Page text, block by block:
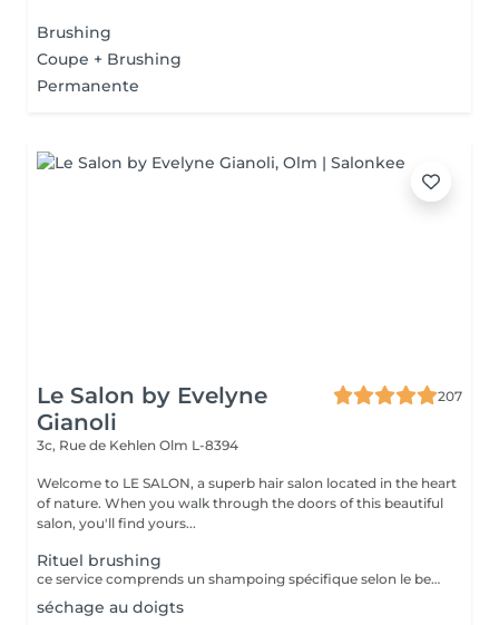
Brushing
Coupe + Brushing
Permanente
Le Salon by Evelyne
Gianoli
207
3c, Rue de Kehlen Olm L-8394
Welcome to LE SALON, a superb hair salon located in the heart
of nature. When you walk through the doors of this beautiful
salon, you'll find yours...
Rituel brushing
ce service comprends un shampoing spécifique selon le besoin de votre cheveu et votre cuir chevelu * le soin ou masque n est pas compris
séchage au doigts